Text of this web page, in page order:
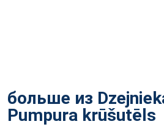
больше из
Pumpura krūšutēls